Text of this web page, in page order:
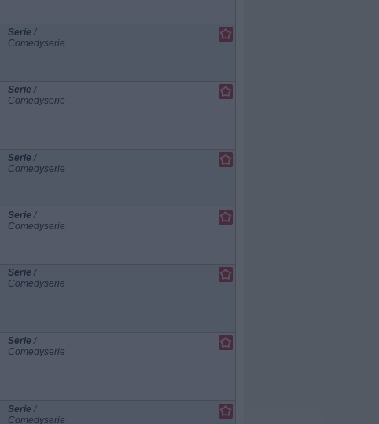
Serie /
Comedyserie
Serie /
Comedyserie
Serie /
Comedyserie
Serie /
Comedyserie
Serie /
Comedyserie
Serie /
Comedyserie
Serie /
Comedyserie